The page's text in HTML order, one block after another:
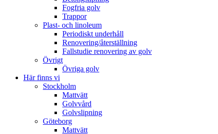
Fogfria golv
Trappor
Plast- och linoleum
Periodiskt underhåll
Renovering/återställning
Fallstudie renovering av golv
Övrigt
Övriga golv
Här finns vi
Stockholm
Mattvätt
Golvvård
Golvslipning
Göteborg
Mattvätt